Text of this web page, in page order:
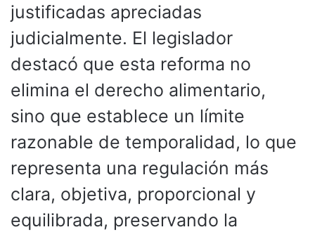
justificadas apreciadas
judicialmente. El legislador
destacó que esta reforma no
elimina el derecho alimentario,
sino que establece un límite
razonable de temporalidad, lo que
representa una regulación más
clara, objetiva, proporcional y
equilibrada, preservando la